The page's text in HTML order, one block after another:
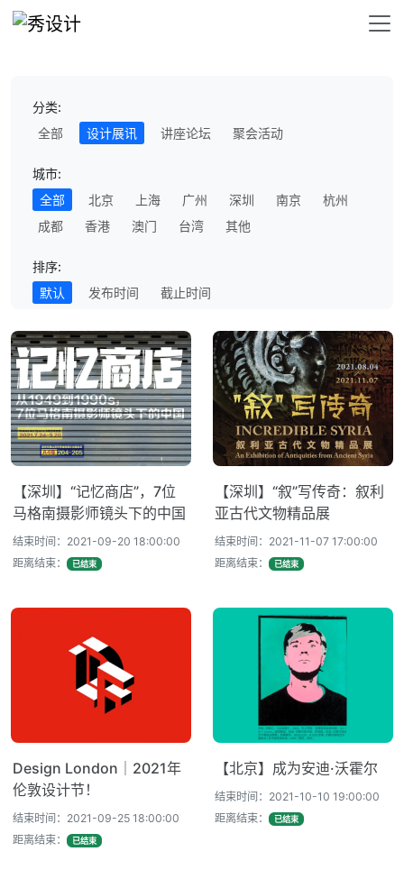
分类:
全部
设计展讯 讲座论坛 聚会活动
城市:
全部
北京 上海 广州 深圳 南京
杭州
成都
香港 澳门 台湾 其他
排序:
默认
发布时间 截止时间
【深圳】“记忆商店”，7位
马格南摄影师镜头下的中国
结束时间：2021-09-20 18:00:00
距离结束：
已结束
【深圳】“叙”写传奇：叙利
亚古代文物精品展
结束时间：2021-11-07 17:00:00
距离结束：
已结束
Design London｜2021年
伦敦设计节！
结束时间：2021-09-25 18:00:00
距离结束：
已结束
【北京】成为安迪·沃霍尔
结束时间：2021-10-10 19:00:00
距离结束：
已结束